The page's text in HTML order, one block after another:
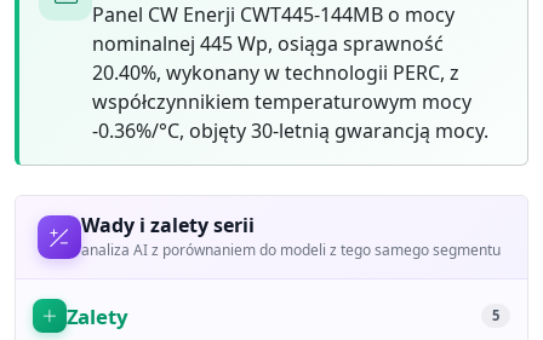
Panel CW Enerji CWT445-144MB o mocy
nominalnej 445 Wp, osiąga sprawność
20.40%, wykonany w technologii PERC, z
współczynnikiem temperaturowym mocy
-0.36%/°C, objęty 30-letnią gwarancją mocy.
Wady i zalety serii
analiza AI z porównaniem do modeli z tego samego segmentu
Zalety 5